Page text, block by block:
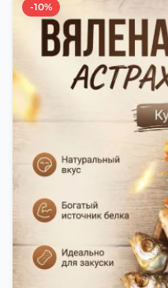
-10%